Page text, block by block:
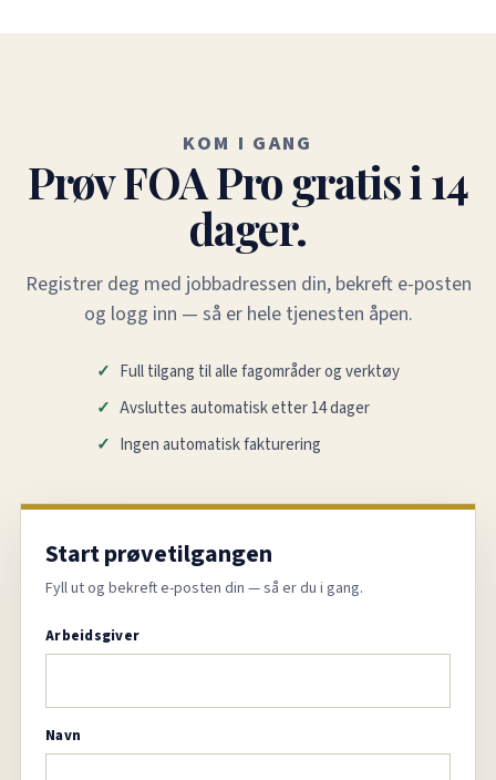
KOM I GANG
Prøv FOA Pro gratis i 14
dager.
Registrer deg med jobbadressen din, bekreft e-posten
og logg inn — så er hele tjenesten åpen.
Full tilgang til alle fagområder og verktøy
Avsluttes automatisk etter 14 dager
Ingen automatisk fakturering
Start prøvetilgangen
Fyll ut og bekreft e-posten din — så er du i gang.
Arbeidsgiver
Navn